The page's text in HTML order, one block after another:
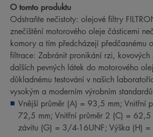
O tomto produktu
Odstraňte nečistoty: olejové filtry
znečištění motorového oleje částicemi
komory a tím předcházejí předčasnému
filtrace: Zabránit pronikání rzi,
dalších pevných látek do motorového
důkladnému testování v našich
vysokým a moderním výrobním
Vnější průměr (A) = 93,5 mm; Vnitřní
72,5 mm; Vnitřní průměr 2 (C) = 62,5
závitu (G) = 3/4-16UNF; Výška (H)